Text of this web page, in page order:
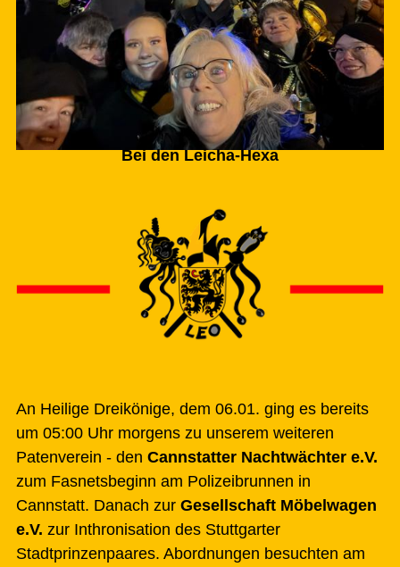
Bei den Leicha-Hexa
An Heilige Dreikönige, dem 06.01. ging es bereits
um 05:00 Uhr morgens zu unserem weiteren
Patenverein - den Cannstatter Nachtwächter e.V.
zum Fasnetsbeginn am Polizeibrunnen in
Cannstatt. Danach zur Gesellschaft Möbelwagen
e.V. zur Inthronisation des Stuttgarter
Stadtprinzenpaares. Abordnungen besuchten am